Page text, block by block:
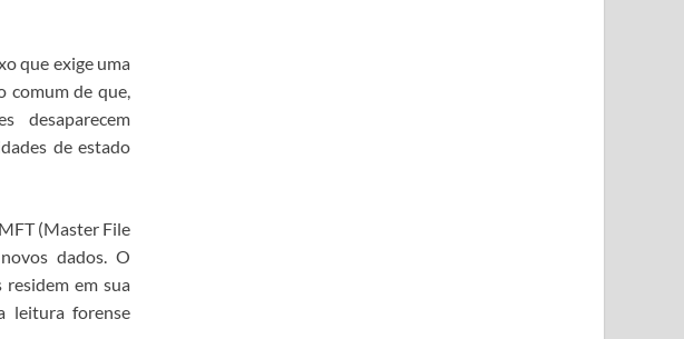
que exige uma
comum de que,
desaparecem
de estado
(Master File
dados. O
residem em sua
leitura forense